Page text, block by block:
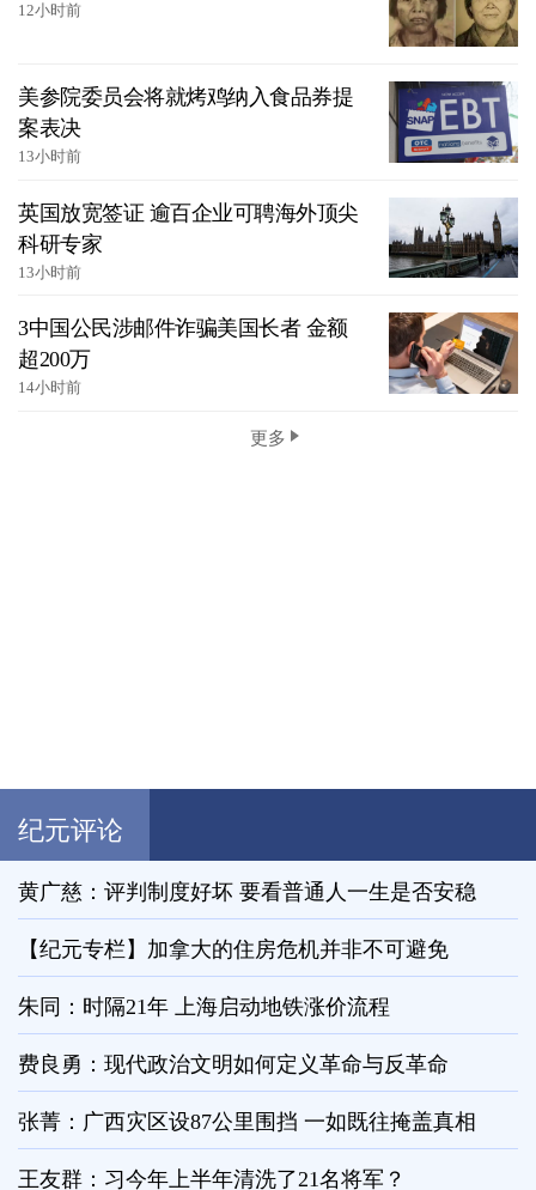
12小时前
美参院委员会将就烤鸡纳入食品券提
案表决
13小时前
英国放宽签证 逾百企业可聘海外顶尖
科研专家
13小时前
3中国公民涉邮件诈骗美国长者 金额
超200万
14小时前
更多
纪元评论
黄广慈：评判制度好坏 要看普通人一生是否安稳
【纪元专栏】加拿大的住房危机并非不可避免
朱同：时隔21年 上海启动地铁涨价流程
费良勇：现代政治文明如何定义革命与反革命
张菁：广西灾区设87公里围挡 一如既往掩盖真相
王友群：习今年上半年清洗了21名将军？